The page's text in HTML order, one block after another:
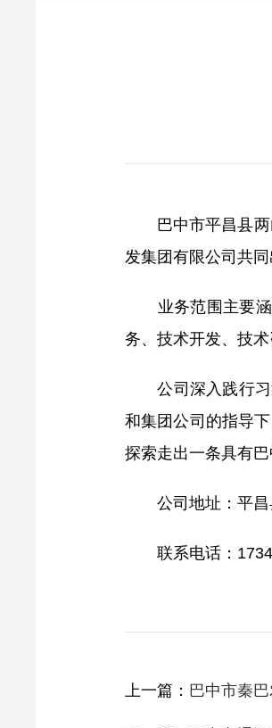
巴中市平昌县两山
发集团有限公司共
业务范围主要涵
务、技术开发、技
公司深入践行习近
和集团公司的指导
探索走出一条具有
公司地址：平昌
联系电话：
上一篇： 巴中市秦